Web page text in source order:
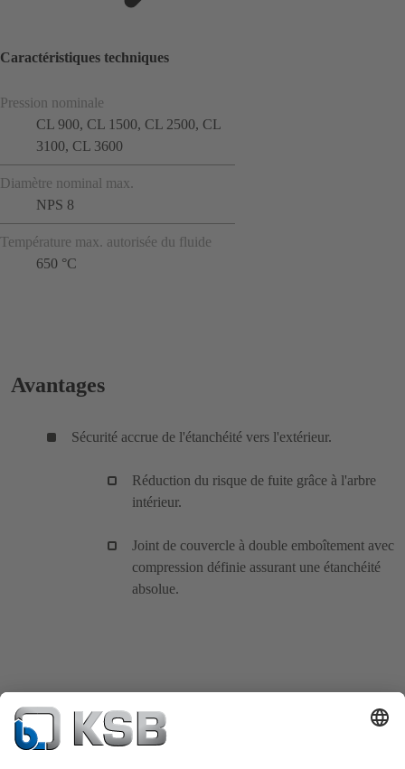
Caractéristiques techniques
Pression nominale
CL 900, CL 1500, CL 2500, CL
3100, CL 3600
Diamètre nominal max.
NPS 8
Température max. autorisée du fluide
650 °C
Avantages
Sécurité accrue de l'étanchéité vers l'extérieur.
Réduction du risque de fuite grâce à l'arbre
intérieur.
Joint de couvercle à double emboîtement avec
compression définie assurant une étanchéité
absolue.